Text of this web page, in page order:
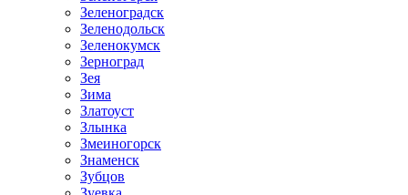
Зеленоградск
Зеленодольск
Зеленокумск
Зерноград
Зея
Зима
Златоуст
Злынка
Змеиногорск
Знаменск
Зубцов